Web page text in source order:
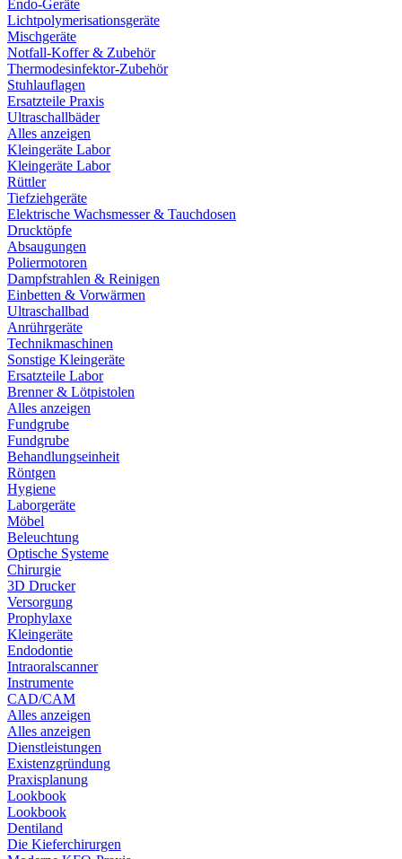
Endo-Geräte
Lichtpolymerisationsgeräte
Mischgeräte
Notfall-Koffer & Zubehör
Thermodesinfektor-Zubehör
Stuhlauflagen
Ersatzteile Praxis
Ultraschallbäder
Alles anzeigen
Kleingeräte Labor
Kleingeräte Labor
Rüttler
Tiefziehgeräte
Elektrische Wachsmesser & Tauchdosen
Drucktöpfe
Absaugungen
Poliermotoren
Dampfstrahlen & Reinigen
Einbetten & Vorwärmen
Ultraschallbad
Anrührgeräte
Technikmaschinen
Sonstige Kleingeräte
Ersatzteile Labor
Brenner & Lötpistolen
Alles anzeigen
Fundgrube
Fundgrube
Behandlungseinheit
Röntgen
Hygiene
Laborgeräte
Möbel
Beleuchtung
Optische Systeme
Chirurgie
3D Drucker
Versorgung
Prophylaxe
Kleingeräte
Endodontie
Intraoralscanner
Instrumente
CAD/CAM
Alles anzeigen
Alles anzeigen
Dienstleistungen
Existenzgründung
Praxisplanung
Lookbook
Lookbook
Dentiland
Die Kieferchirurgen